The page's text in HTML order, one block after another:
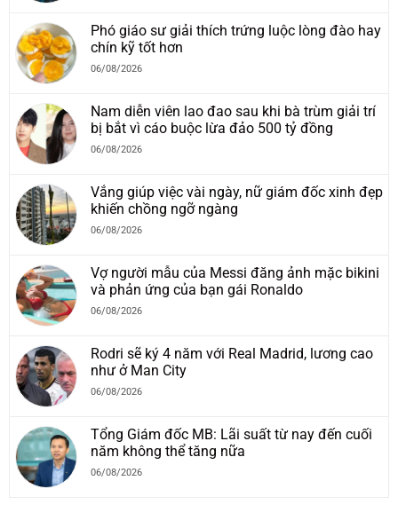
Phó giáo sư giải thích trứng luộc lòng đào hay
chín kỹ tốt hơn
06/08/2026
Nam diễn viên lao đao sau khi bà trùm giải trí
bị bắt vì cáo buộc lừa đảo 500 tỷ đồng
06/08/2026
Vắng giúp việc vài ngày, nữ giám đốc xinh đẹp
khiến chồng ngỡ ngàng
06/08/2026
Vợ người mẫu của Messi đăng ảnh mặc bikini
và phản ứng của bạn gái Ronaldo
06/08/2026
Rodri sẽ ký 4 năm với Real Madrid, lương cao
như ở Man City
06/08/2026
Tổng Giám đốc MB: Lãi suất từ nay đến cuối
năm không thể tăng nữa
06/08/2026